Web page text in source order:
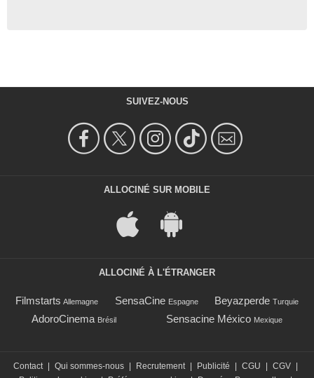
SUIVEZ-NOUS
ALLOCINÉ SUR MOBILE
ALLOCINÉ À L'ÉTRANGER
Filmstarts Allemagne SensaCine Espagne Beyazperde Turquie
AdoroCinema Brésil Sensacine México Mexique
Contact Qui sommes-nous Recrutement Publicité CGU CGV